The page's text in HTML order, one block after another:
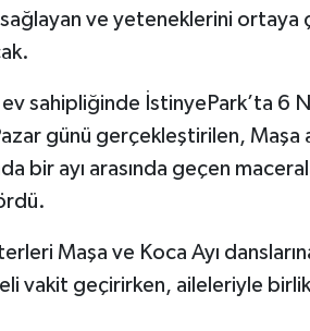
sağlayan ve yeteneklerini ortaya
ev sahipliğinde İstinyePark’ta 6
günü gerçekleştirilen, Maşa
bir ayı arasında geçen
Maşa ve Koca Ayı
vakit geçirirken, aileleriyle